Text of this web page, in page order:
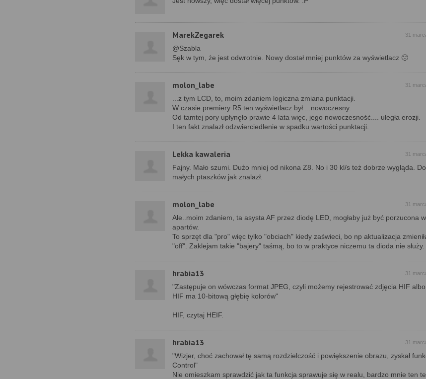
MarekZegarek 31
@Szabla
Sęk w tym, że jest odwrotnie. Nowy dostał mniej punktów za wyświetlacz 🙁
molon_labe 31
...z tym LCD, to, moim zdaniem logiczna zmiana punktacji.
W czasie premiery R5 ten wyświetlacz był ...nowoczesny.
Od tamtej pory upłynęło prawie 4 lata więc, jego nowoczesność.... uległa erozji.
I ten fakt znalazł odzwierciedlenie w spadku wartości punktacji.
Lekka kawaleria 31
Fajny. Mało szumi. Dużo mniej od nikona Z8. No i 30 kl/s też dobrze wygląda.
małych ptaszków jak znalazł.
molon_labe 31
Ale..moim zdaniem, ta asysta AF przez diodę LED, mogłaby już być porzucona
apartów.
To sprzęt dla "pro" więc tylko "obciach" kiedy zaświeci, bo np aktualizacja
"off". Zaklejam takie "bajery" taśmą, bo to w praktyce niczemu ta dioda nie służy.
hrabia13 31
"Zastępuje on wówczas format JPEG, czyli możemy rejestrować zdjęcia HIF albo
HIF ma 10-bitową głębię kolorów"
HIF, czytaj HEIF.
hrabia13 31
"Wizjer, choć zachował tę samą rozdzielczość i powiększenie obrazu, zyskał
Control"
Nie omieszkam sprawdzić jak ta funkcja sprawuje się w realu, bardzo mnie ten